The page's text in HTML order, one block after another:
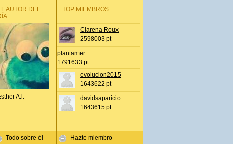
AUTOR DEL
A.l.
Todo sobre él
TOP MIEMBROS
Clarena Roux
2598003 pt
plantamer
1791633 pt
evolucion2015
1643622 pt
davidsaparicio
1643615 pt
Hazte miembro